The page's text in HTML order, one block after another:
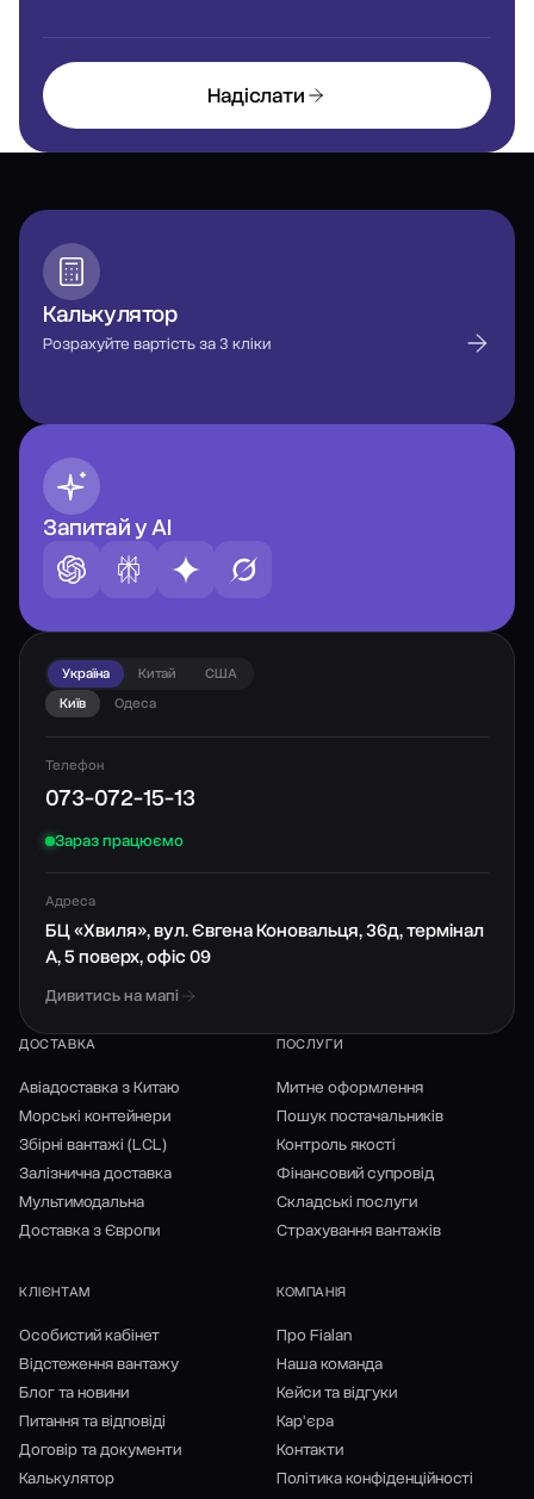
Надіслати
Калькулятор
Розрахуйте вартість за 3 кліки
Запитай у AI
Україна Китай
США
Київ
Одеса
Телефон
073-072-15-13
Зараз працюємо
Адреса
БЦ «Хвиля», вул. Євгена Коновальця, 36д, термінал
А, 5 поверх, офіс 09
Дивитись на мапі
ДОСТАВКА
Авіадоставка з Китаю
Морські контейнери
Збірні вантажі (LCL)
Залізнична доставка
Мультимодальна
Доставка з Європи
ПОСЛУГИ
Митне оформлення
Пошук постачальників
Контроль якості
Фінансовий супровід
Складські послуги
Страхування вантажів
КЛІЄНТАМ
Особистий кабінет
Відстеження вантажу
Блог та новини
Питання та відповіді
Договір та документи
Калькулятор
КОМПАНІЯ
Про Fialan
Наша команда
Кейси та відгуки
Кар'єра
Контакти
Політика конфіденційності